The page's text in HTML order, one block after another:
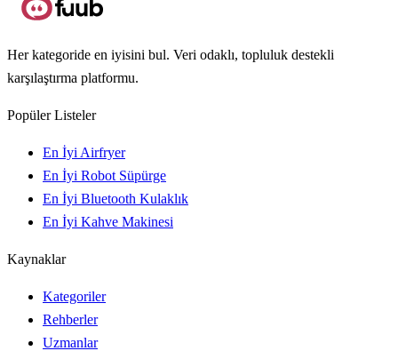
Her kategoride en iyisini bul. Veri odaklı, topluluk destekli
karşılaştırma platformu.
Popüler Listeler
En İyi Airfryer
En İyi Robot Süpürge
En İyi Bluetooth Kulaklık
En İyi Kahve Makinesi
Kaynaklar
Kategoriler
Rehberler
Uzmanlar